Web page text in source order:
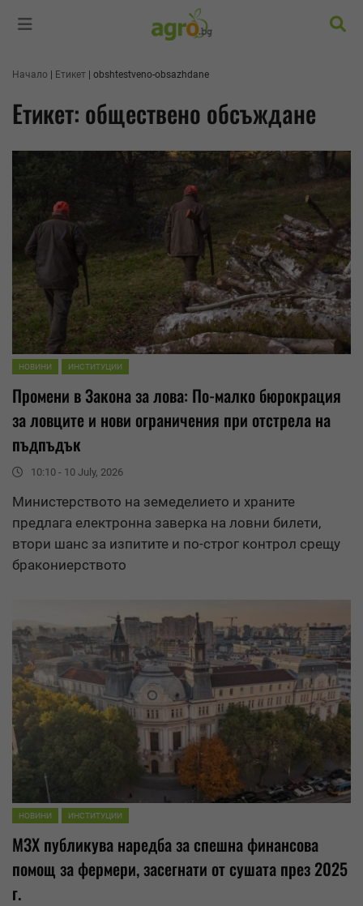
Начало Етикет obshtestveno-obsazhdane
Етикет: обществено обсъждане
НОВИНИ ИНСТИТУЦИИ
Промени в Закона за лова: По-малко бюрокрация
за ловците и нови ограничения при отстрела на
пъдпъдък
10:10 - 10 July, 2026
Министерството на земеделието и храните
предлага електронна заверка на ловни билети,
втори шанс за изпитите и по-строг контрол срещу
бракониерството
НОВИНИ ИНСТИТУЦИИ
МЗХ публикува наредба за спешна финансова
помощ за фермери, засегнати от сушата през 2025
г.